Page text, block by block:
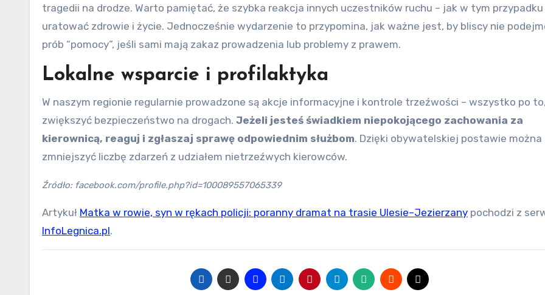
tragedii na drodze. Warto pamiętać, że szybka reakcja innych uczestników ruchu – jak w tym przypadku
uratować zdrowie i życie. Jednocześnie wydarzenie to przypomina, jak ważne jest, by bliscy nie
prób “pomocy”, jeśli sami mają zakaz prowadzenia lub problemy z prawem.
Lokalne wsparcie i profilaktyka
W naszym regionie regularnie prowadzone są akcje informacyjne i kontrole trzeźwości – wszystko po
zwiększyć bezpieczeństwo na drogach. Jeżeli jesteś świadkiem niepokojącego zachowania za
kierownicą, reaguj i zgłaszaj sprawę odpowiednim służbom. Dzięki obywatelskiej postawie można
zmniejszyć liczbę zdarzeń z udziałem nietrzeźwych kierowców.
Źródło: facebook.com/profile.php?id=100089557065339
Artykuł Matka w rowie, syn w rękach policji: poranny dramat na trasie Ulesie–Jezierzany pochodzi z
InfoLegnica.pl.